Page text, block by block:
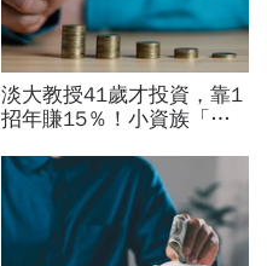
淡大教授41歲才投資，靠1
招年賺15％！小資族「勝
0050搭配這1種「越簡單越
好賺」